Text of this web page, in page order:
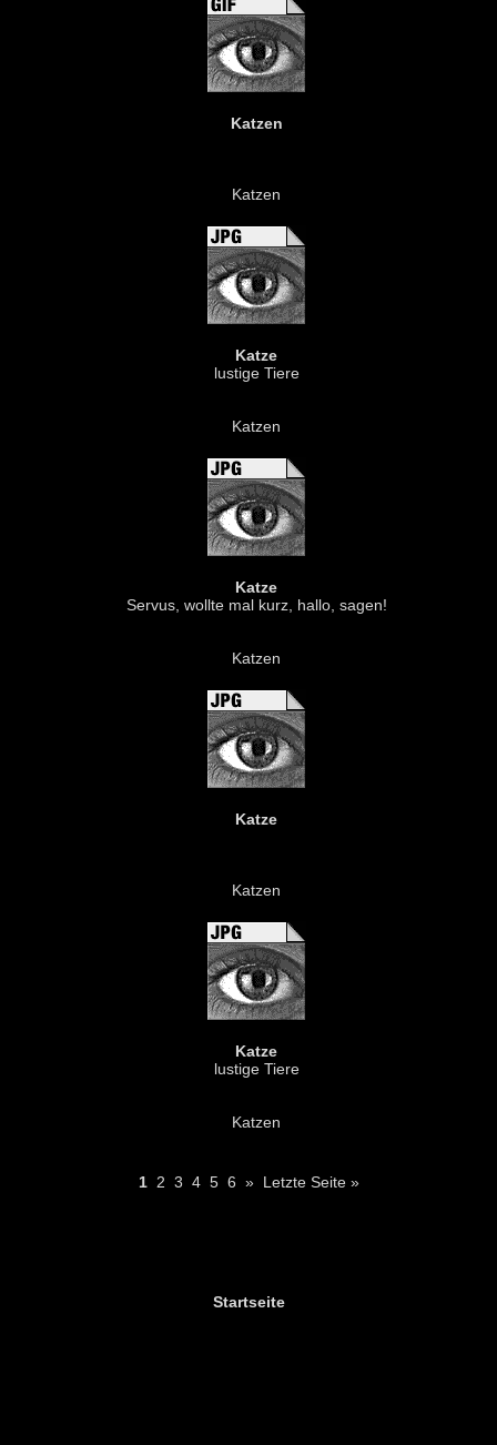
Katzen
Katzen
Katze
lustige Tiere
Katzen
Katze
Servus, wollte mal kurz, hallo, sagen!
Katzen
Katze
Katzen
Katze
lustige Tiere
Katzen
1 2 3 4 5 6 » Letzte Seite »
Startseite